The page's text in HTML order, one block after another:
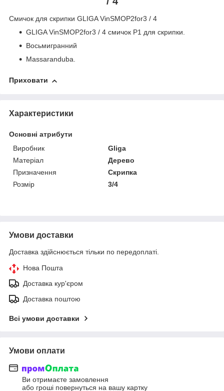
Смичок для скрипки GLIGA VinSMOP2for3 / 4
GLIGA VinSMOP2for3 / 4 смичок P1 для скрипки.
Восьмигранний
Massaranduba.
Приховати
Характеристики
Основні атрибути
Виробник
Gliga
Матеріал
Дерево
Призначення
Скрипка
Розмір
3/4
Умови доставки
Доставка здійснюється тільки по передоплаті.
Нова Пошта
Доставка кур'єром
Доставка поштою
Всі умови доставки
Умови оплати
Ви отримаєте замовлення
або гроші повернуться на вашу картку